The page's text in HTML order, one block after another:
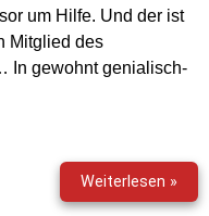
um Hilfe. Und der ist
Mitglied des
In gewohnt genialisch-
Weiterlesen »
Dr.